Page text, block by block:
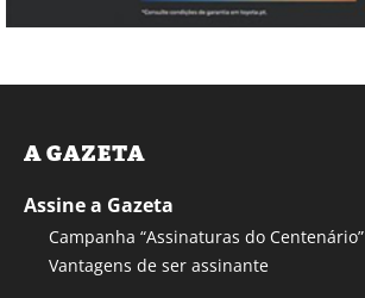
A GAZETA
Assine a Gazeta
Campanha “Assinaturas do Centenário”
Vantagens de ser assinante